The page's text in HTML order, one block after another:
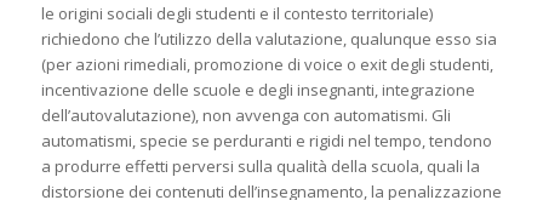
le origini sociali degli studenti e il contesto territoriale)
richiedono che l’utilizzo della valutazione, qualunque esso sia
(per azioni rimediali, promozione di voice o exit degli studenti,
incentivazione delle scuole e degli insegnanti, integrazione
dell’autovalutazione), non avvenga con automatismi. Gli
automatismi, specie se perduranti e rigidi nel tempo, tendono
a produrre effetti perversi sulla qualità della scuola, quali la
distorsione dei contenuti dell’insegnamento, la penalizzazione